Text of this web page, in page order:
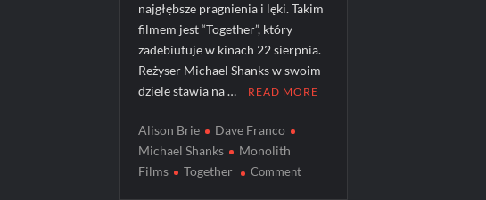
najgłębsze pragnienia i lęki. Takim
filmem jest “Together”, który
zadebiutuje w kinach 22 sierpnia.
Reżyser Michael Shanks w swoim
dziele stawia na …
READ MORE
Alison Brie
Dave Franco
Michael Shanks
Monolith
Films
Together Commenton